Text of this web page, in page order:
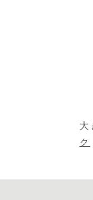
大
ク